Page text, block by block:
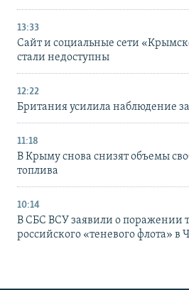
13:33
Сайт и социальные сети
стали недоступны
12:22
Британия усилила наблюдение
11:18
В Крыму снова снизят объемы
топлива
10:14
В СБС ВСУ заявили о поражении
российского «теневого флота» в